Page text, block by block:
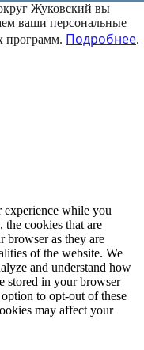
Жуковский вы
ваши персональные
программ. Подробнее.
experience while you
the cookies that are
browser as they are
of the website. We
and understand how
stored in your browser
to opt-out of these
may affect your